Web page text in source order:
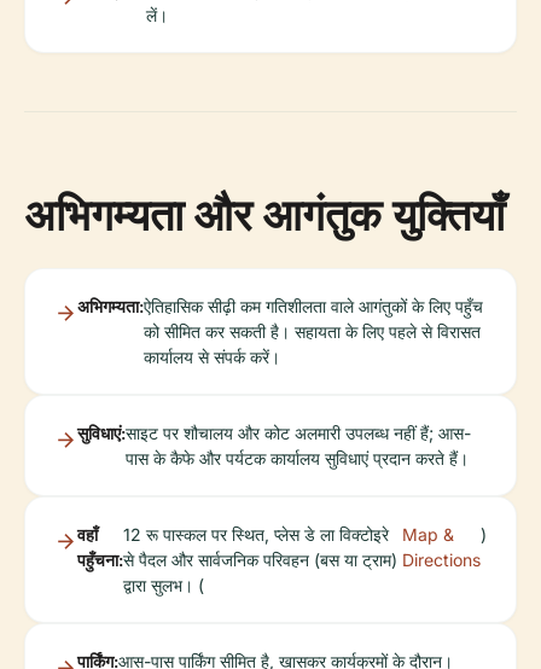
लें।
अभिगम्यता और आगंतुक युक्तियाँ
अभिगम्यता:ऐतिहासिक सीढ़ी कम गतिशीलता वाले आगंतुकों के लिए पहुँच
को सीमित कर सकती है। सहायता के लिए पहले से विरासत
कार्यालय से संपर्क करें।
सुविधाएं:साइट पर शौचालय और कोट अलमारी उपलब्ध नहीं हैं; आस-
पास के कैफे और पर्यटक कार्यालय सुविधाएं प्रदान करते हैं।
वहाँ
पहुँचना:
12 रू पास्कल पर स्थित, प्लेस डे ला विक्टोइरे
से पैदल और सार्वजनिक परिवहन (बस या ट्राम)
द्वारा सुलभ। (
Map &
Directions
)
पार्किंग:आस-पास पार्किंग सीमित है, खासकर कार्यक्रमों के दौरान।